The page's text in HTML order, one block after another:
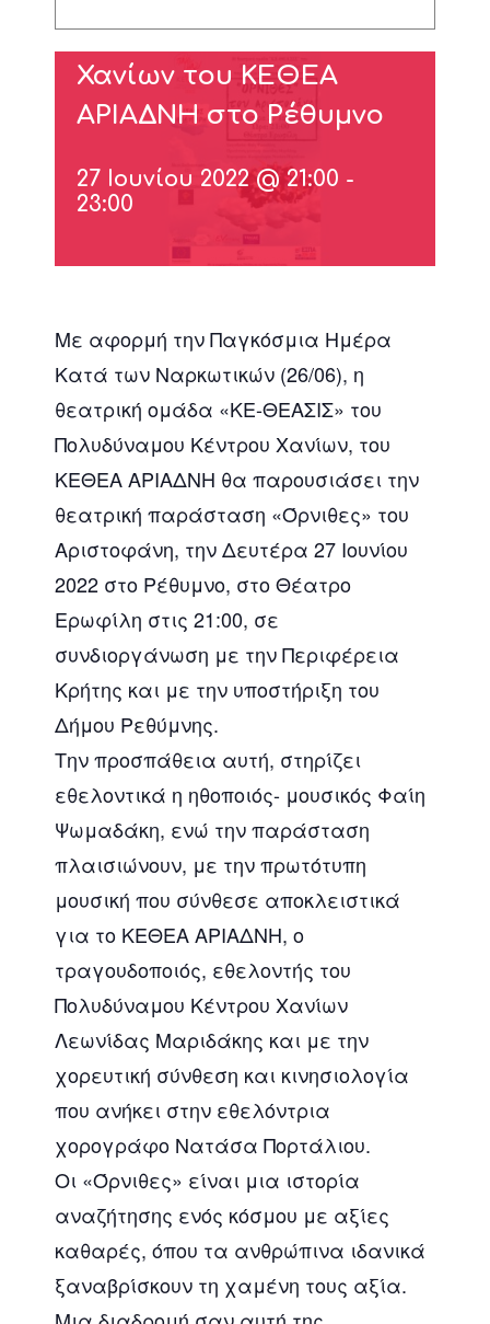
Πολυδύναμο Κέντρο
Χανίων του ΚΕΘΕΑ
ΑΡΙΑΔΝΗ στο Ρέθυμνο
27 Ιουνίου 2022 @ 21:00 -
23:00
Με αφορμή την Παγκόσμια Ημέρα
Κατά των Ναρκωτικών (26/06), η
θεατρική ομάδα «ΚΕ-ΘΕΑΣΙΣ» του
Πολυδύναμου Κέντρου Χανίων, του
ΚΕΘΕΑ ΑΡΙΑΔΝΗ θα παρουσιάσει την
θεατρική παράσταση «Όρνιθες» του
Αριστοφάνη, την Δευτέρα 27 Ιουνίου
2022 στο Ρέθυμνο, στο Θέατρο
Ερωφίλη στις 21:00, σε
συνδιοργάνωση με την Περιφέρεια
Κρήτης και με την υποστήριξη του
Δήμου Ρεθύμνης.
Την προσπάθεια αυτή, στηρίζει
εθελοντικά η ηθοποιός- μουσικός Φαίη
Ψωμαδάκη, ενώ την παράσταση
πλαισιώνουν, με την πρωτότυπη
μουσική που σύνθεσε αποκλειστικά
για το ΚΕΘΕΑ ΑΡΙΑΔΝΗ, ο
τραγουδοποιός, εθελοντής του
Πολυδύναμου Κέντρου Χανίων
Λεωνίδας Μαριδάκης και με την
χορευτική σύνθεση και κινησιολογία
που ανήκει στην εθελόντρια
χορογράφο Νατάσα Πορτάλιου.
Οι «Όρνιθες» είναι μια ιστορία
αναζήτησης ενός κόσμου με αξίες
καθαρές, όπου τα ανθρώπινα ιδανικά
ξαναβρίσκουν τη χαμένη τους αξία.